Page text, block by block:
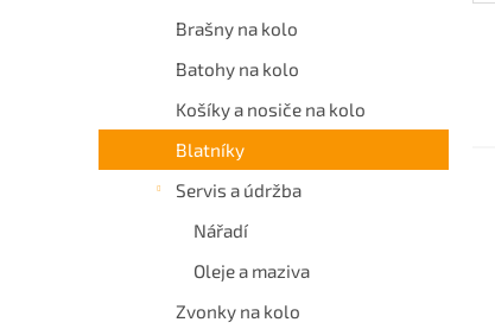
Brašny na kolo
Batohy na kolo
Košíky a nosiče na kolo
Blatníky
Servis a údržba
Nářadí
Oleje a maziva
Zvonky na kolo